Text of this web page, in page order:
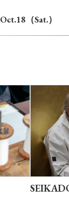
Oct.18（Sat.）